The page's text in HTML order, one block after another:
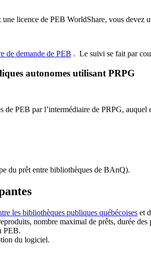
licence de PEB WorldShare, vous devez
de demande de PEB . Le suivi se fait par
autonomes utilisant PRPG
PEB par l’intermédiaire de PRPG,
du prêt entre bibliothèques de BAnQ).
les bibliothèques publiques québécoises et
nombre maximal de prêts, durée
PEB.
du logiciel.